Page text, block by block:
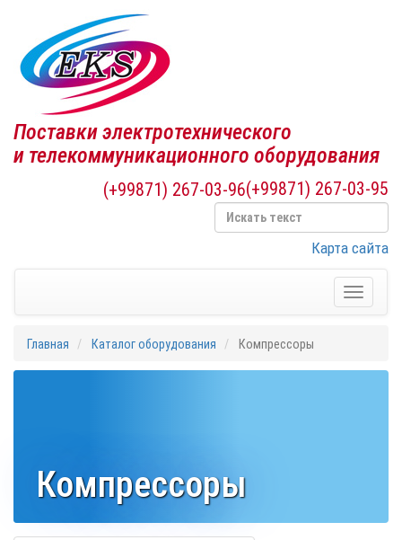
Поставки электротехнического
и телекоммуникационного оборудования
(+99871) 267-03-95
(+99871) 267-03-96
Карта сайта
Toggle
Главная Каталог оборудования Компрессоры
Компрессоры